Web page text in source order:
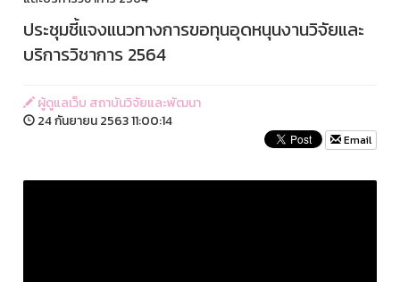
ประชุมชี้แจงแนวทางการขอทุนอุดหนุนงานวิจัยและ
บริการวิชาการ 2564
ผู้ดูแลเว็บ สถาบันวิจัยและพัฒนา
24 กันยายน 2563 11:00:14
Email